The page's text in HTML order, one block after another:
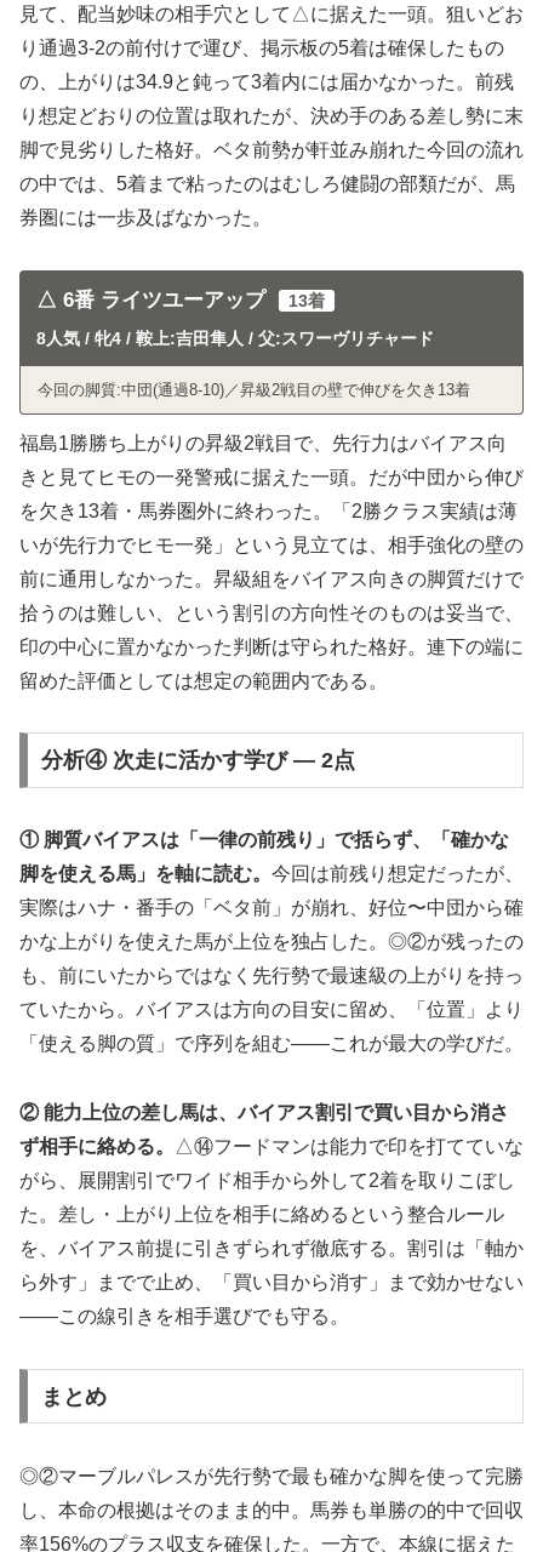
見て、配当妙味の相手穴として△に据えた一頭。狙いどお
り通過3-2の前付けで運び、掲示板の5着は確保したもの
の、上がりは34.9と鈍って3着内には届かなかった。前残
り想定どおりの位置は取れたが、決め手のある差し勢に末
脚で見劣りした格好。ベタ前勢が軒並み崩れた今回の流れ
の中では、5着まで粘ったのはむしろ健闘の部類だが、馬
券圏には一歩及ばなかった。
△ 6番 ライツユーアップ
13着
8人気 / 牝4 / 鞍上:吉田隼人 / 父:スワーヴリチャード
今回の脚質:中団(通過8-10)／昇級2戦目の壁で伸びを欠き13着
福島1勝勝ち上がりの昇級2戦目で、先行力はバイアス向
きと見てヒモの一発警戒に据えた一頭。だが中団から伸び
を欠き13着・馬券圏外に終わった。「2勝クラス実績は薄
いが先行力でヒモ一発」という見立ては、相手強化の壁の
前に通用しなかった。昇級組をバイアス向きの脚質だけで
拾うのは難しい、という割引の方向性そのものは妥当で、
印の中心に置かなかった判断は守られた格好。連下の端に
留めた評価としては想定の範囲内である。
分析④ 次走に活かす学び — 2点
① 脚質バイアスは「一律の前残り」で括らず、「確かな
脚を使える馬」を軸に読む。 今回は前残り想定だったが、
実際はハナ・番手の「ベタ前」が崩れ、好位〜中団から確
かな上がりを使えた馬が上位を独占した。◎②が残ったの
も、前にいたからではなく先行勢で最速級の上がりを持っ
ていたから。バイアスは方向の目安に留め、「位置」より
「使える脚の質」で序列を組む——これが最大の学びだ。
② 能力上位の差し馬は、バイアス割引で買い目から消さ
ず相手に絡める。
△⑭フードマンは能力で印を打てていな
がら、展開割引でワイド相手から外して2着を取りこぼし
た。差し・上がり上位を相手に絡めるという整合ルール
を、バイアス前提に引きずられず徹底する。割引は「軸か
ら外す」までで止め、「買い目から消す」まで効かせない
——この線引きを相手選びでも守る。
まとめ
◎②マーブルパレスが先行勢で最も確かな脚を使って完勝
し、本命の根拠はそのまま的中。馬券も単勝の的中で回収
率156%のプラス収支を確保した。一方で、本線に据えた